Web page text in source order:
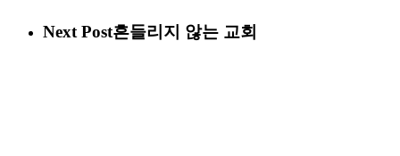
Next Post흔들리지 않는 교회